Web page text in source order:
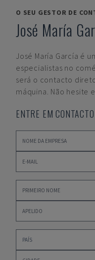
O SEU GESTOR DE
José María
José María García é
especialistas no
será o contacto
máquina. Não hesite
ENTRE EM CONTACTO